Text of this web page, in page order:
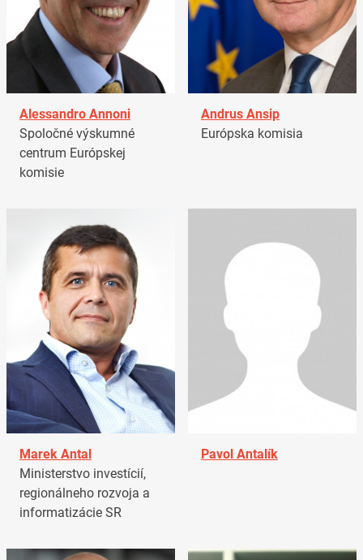
Alessandro Annoni
Spoločné výskumné
centrum Európskej
komisie
Andrus Ansip
Európska komisia
Marek Antal
Ministerstvo investícií,
regionálneho rozvoja a
informatizácie SR
Pavol Antalík